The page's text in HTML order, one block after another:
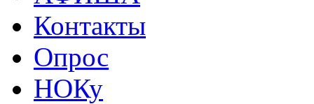
Контакты
Опрос
НОКу